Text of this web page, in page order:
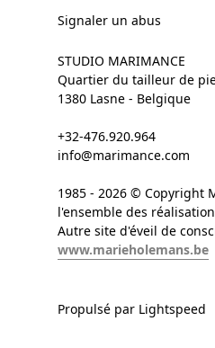
Signaler un abus
STUDIO MARIMANCE
Quartier du tailleur de
1380 Lasne - Belgique
+32-476.920.964
info@marimance.com
1985 - 2026 © Copyright
l'ensemble des
Autre site d'éveil de
www.marieholemans.be
Propulsé par Lightspeed